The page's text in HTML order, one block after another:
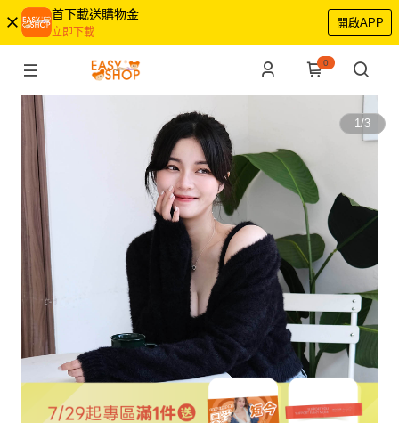
首下載送購物金
立即下載
開啟APP
0
1/3